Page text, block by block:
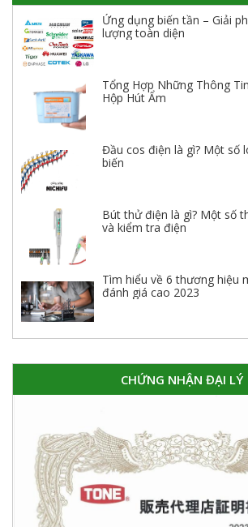
Ứng dụng biến tần – Giải
lượng toàn diện
Tổng Hợp Những Thông
Hộp Hút Ẩm
Đầu cos điện là gì? Một số
biến
Bút thử điện là gì? Một số
và kiểm tra điện
Tìm hiểu về 6 thương hiệu
đánh giá cao 2023
CHỨNG NHẬN ĐẠI LÝ